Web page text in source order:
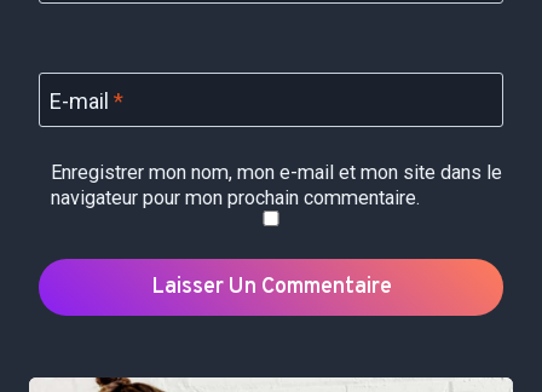
E-mail *
Enregistrer mon nom, mon e-mail et mon site dans le
navigateur pour mon prochain commentaire.